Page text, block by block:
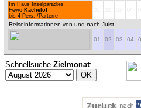
Im Haus Inselparadies
Fewo Kachelot
bis 4 Pers. /Parterre
Reiseinformationen von und nach Juist
01 02 03 04
Schnellsuche Zielmonat: